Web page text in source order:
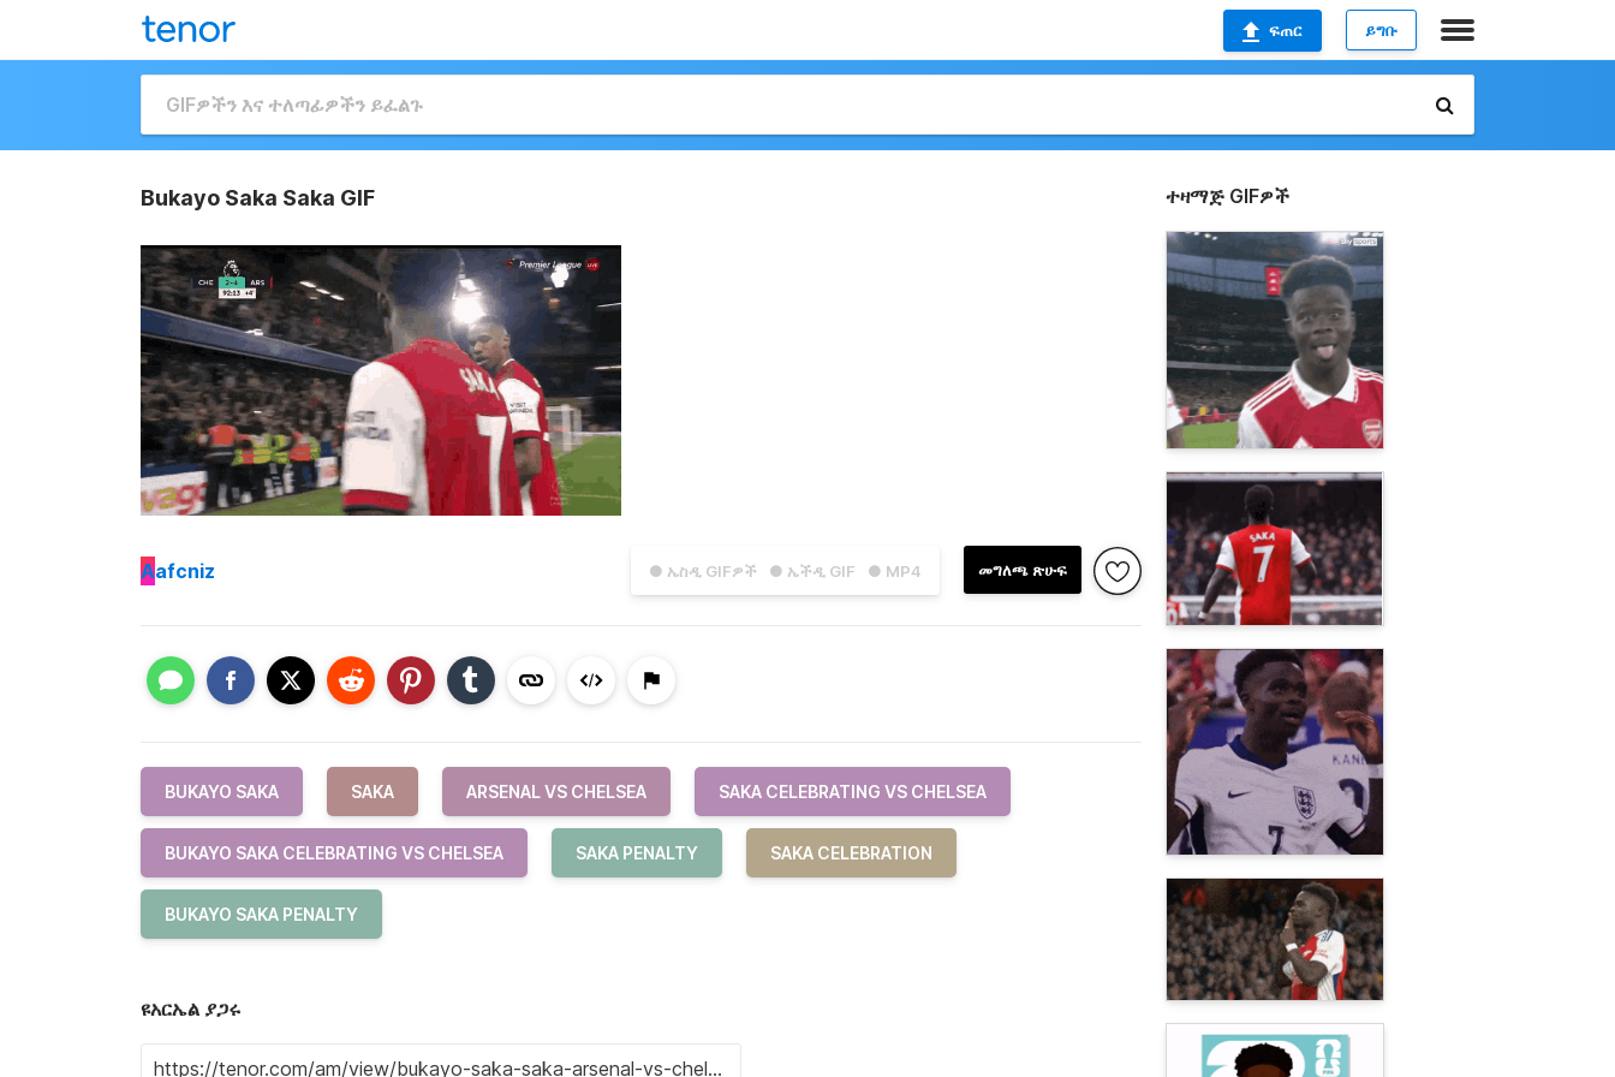
ፍጠር ይግቡ
Bukayo Saka Saka GIF
● ኤስዲ GIFዎች ● ኤችዲ GIF ● MP4 መግለጫ ጽሁፍ
Aafcniz
BUKAYO SAKA SAKA ARSENAL VS CHELSEA SAKA CELEBRATING VS CHELSEA
BUKAYO SAKA CELEBRATING VS CHELSEA SAKA PENALTY SAKA CELEBRATION
BUKAYO SAKA PENALTY
ዩአርኤል ያጋሩ
ተዛማጅ GIFዎች